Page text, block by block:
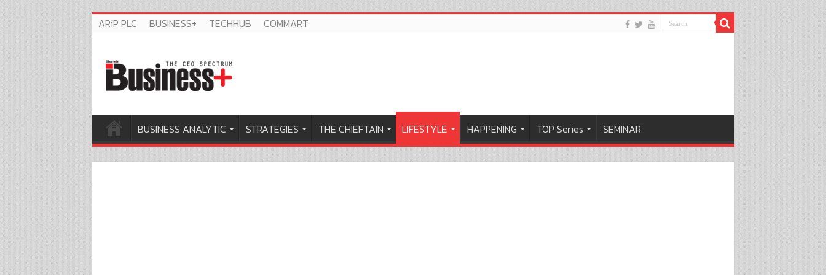
ARiP PLC BUSINESS+ TECHHUB COMMART
BUSINESS ANALYTIC STRATEGIES THE CHIEFTAIN LIFESTYLE HAPPENING TOP Series SEMINAR